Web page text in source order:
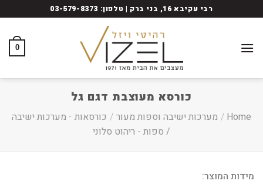
to
רבי עקיבא 16, בני ברק | טלפון: 03-579-8373
0
כורסא מעוצבת דגם גל
Home
/ מערכות ישיבה וספות מעור / כורסאות - מערכות ישיבה
/ ספות - ריהוט סלוני
מידות המוצר: